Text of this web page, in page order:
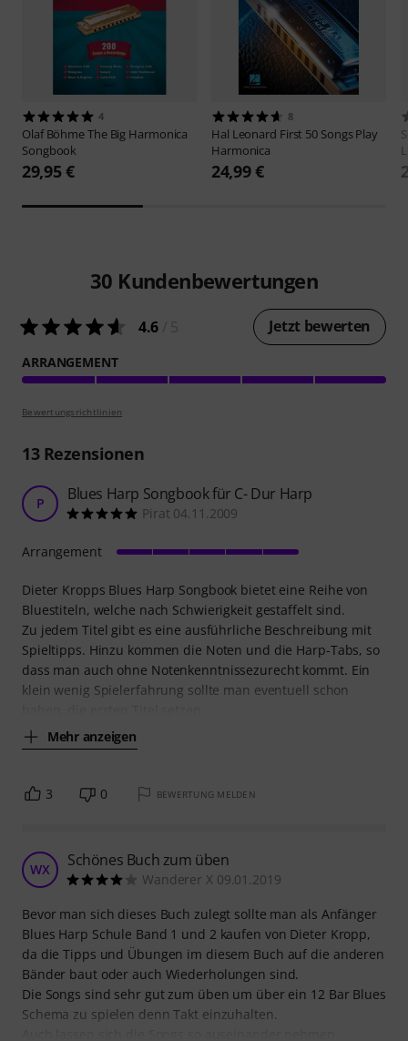
4
Olaf BöhmeThe Big Harmonica
Songbook
29,95 €
8
Hal Leonard First 50 Songs Play
Harmonica
24,99 €
30 Kundenbewertungen
4.6 Jetzt bewerten
ARRANGEMENT
Bewertungsrichtlinien
13Rezensionen
P Blues Harp Songbook für C- Dur Harp
Pirat 04.11.2009
Dieter Kropps Blues Harp Songbook bietet eine Reihe von
Bluestiteln, welche nach Schwierigkeit gestaffelt sind.
Zu jedem Titel gibt es eine ausführliche Beschreibung mit
Spieltipps. Hinzu kommen die Noten und die Harp-Tabs, so
dass man auch ohne Notenkenntnissezurecht kommt. Ein
klein wenig Spielerfahrung sollte man eventuell schon
Mehr anzeigen
Arrangement
3 0 BEWERTUNG MELDEN
WX Schönes Buch zum üben
Wanderer X 09.01.2019
Bevor man sich dieses Buch zulegt sollte man als Anfänger
Blues Harp Schule Band 1 und 2 kaufen von Dieter Kropp,
da die Tipps und Übungen im diesem Buch auf die anderen
Bänder baut oder auch Wiederholungen sind.
Die Songs sind sehr gut zum üben um über ein 12 Bar Blues
Schema zu spielen denn Takt einzuhalten.